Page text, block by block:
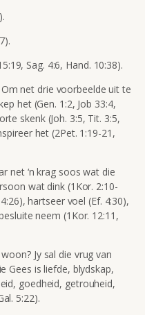
Sag. 4:6, Hand. 10:38).
net drie voorbeelde uit te
het (Gen. 1:2, Job 33:4,
skenk (Joh. 3:5, Tit. 3:5,
het (2Pet. 1:19-21,
net ‘n krag soos wat die
wat dink (1Kor. 2:10-
hartseer voel (Ef. 4:30),
neem (1Kor. 12:11,
Jy sal die vrug van
Gees is liefde, blydskap,
goedheid, getrouheid,
5:22).